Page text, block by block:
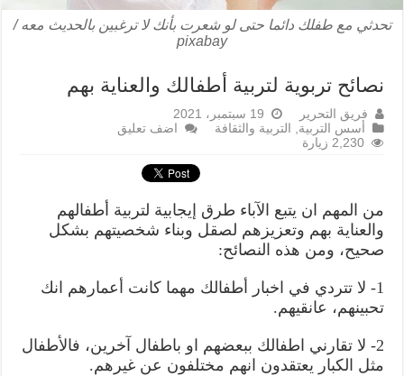
تحدثي مع طفلك دائما حتى لو شعرت بأنك لا ترغبين بالحديث معه /
pixabay
نصائح تربوية لتربية أطفالك والعناية بهم
فريق التحرير
19 سبتمبر، 2021
أسس التربية, التربية والثقافة
اضف تعليق
2,230 زيارة
من المهم ان يتبع الآباء طرق إيجابية لتربية أطفالهم
والعناية بهم وتعزيزهم لصقل وبناء شخصيتهم بشكل
صحيح، ومن هذه النصائح:
1- لا تتردي في اخبار أطفالك مهما كانت أعمارهم انك
تحبينهم، عانقيهم.
2- لا تقارني اطفالك ببعضهم او باطفال آخرين، فالأطفال
مثل الكبار يعتقدون انهم مختلفون عن غيرهم.